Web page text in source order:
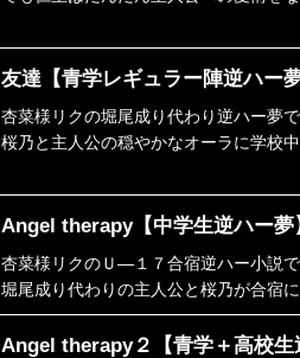
※仁王が少し酷いキャラになっていま
友達【青学レギュラー陣逆ハー夢
杏菜様リクの堀尾成り代わり逆ハー夢で
桜乃と主人公の穏やかなオーラに学校
Angel therapy【中学生逆ハー夢
杏菜様リクのＵ―１７合宿逆ハー小説で
堀尾成り代わりの主人公と桜乃が合宿
Angel therapy２【青学＋高校生